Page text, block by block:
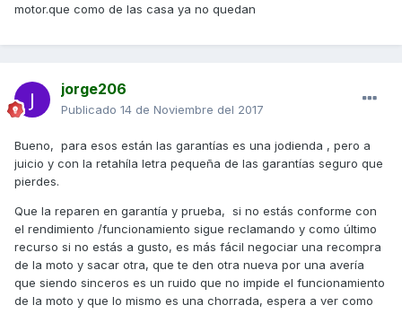
motor.que como de las casa ya no quedan
jorge206
Publicado 14 de Noviembre del 2017
Bueno, para esos están las garantías es una jodienda , pero a
juicio y con la retahíla letra pequeña de las garantías seguro que
pierdes.
Que la reparen en garantía y prueba, si no estás conforme con
el rendimiento /funcionamiento sigue reclamando y como último
recurso si no estás a gusto, es más fácil negociar una recompra
de la moto y sacar otra, que te den otra nueva por una avería
que siendo sinceros es un ruido que no impide el funcionamiento
de la moto y que lo mismo es una chorrada, espera a ver como